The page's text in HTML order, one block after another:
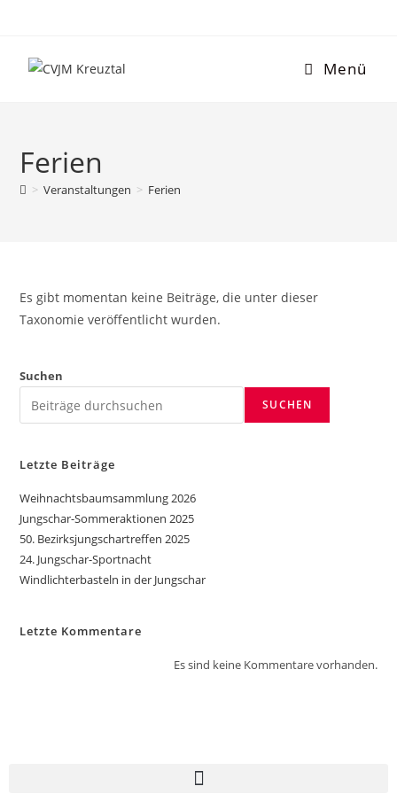
Menü
Ferien
> Veranstaltungen > Ferien
Es gibt momentan keine Beiträge, die unter dieser
Taxonomie veröffentlicht wurden.
Suchen
SUCHEN
Letzte Beiträge
Weihnachtsbaumsammlung 2026
Jungschar-Sommeraktionen 2025
50. Bezirksjungschartreffen 2025
24. Jungschar-Sportnacht
Windlichterbasteln in der Jungschar
Letzte Kommentare
Es sind keine Kommentare vorhanden.